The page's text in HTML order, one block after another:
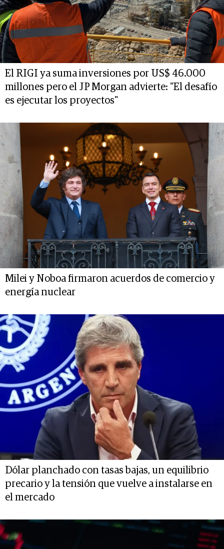
El RIGI ya suma inversiones por US$ 46.000
millones pero el JP Morgan advierte: "El desafío
es ejecutar los proyectos"
Milei y Noboa firmaron acuerdos de comercio y
energía nuclear
Dólar planchado con tasas bajas, un equilibrio
precario y la tensión que vuelve a instalarse en
el mercado